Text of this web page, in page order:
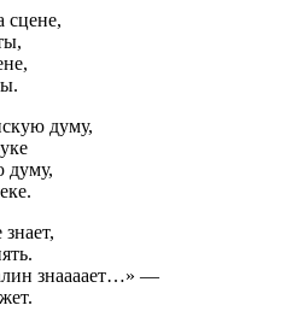
сцене,
думу,
думу,
знаааает…» —